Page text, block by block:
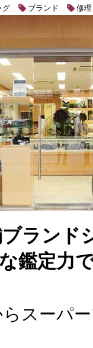
グ ブランド 修理
ランド
鑑定力
スーパ